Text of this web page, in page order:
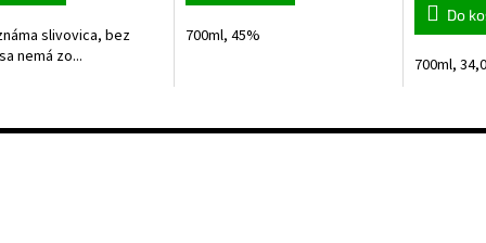
slivovica, bez
nemá zo...
700ml, 45%
Do
700ml,